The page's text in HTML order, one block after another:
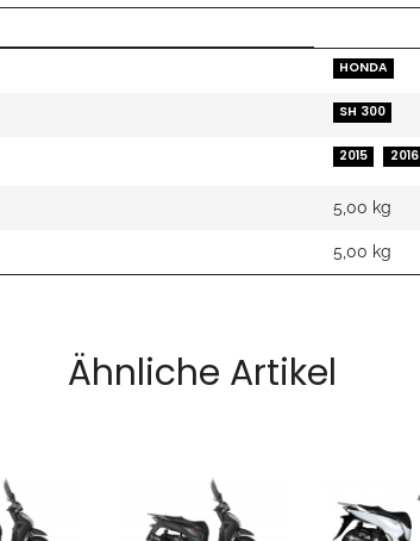
HONDA
SH 300
2015 2016
5,00 kg
5,00 kg
Ähnliche Artikel